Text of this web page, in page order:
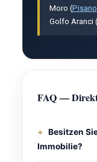
Moro (Pisano
Golfo Aranci (
FAQ —
Besitzen
Immobilie?